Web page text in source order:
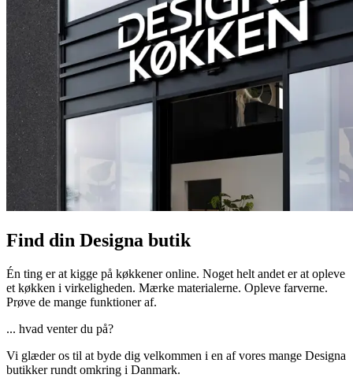
Find din Designa butik
Én ting er at kigge på køkkener online. Noget helt andet er at opleve
et køkken i virkeligheden. Mærke materialerne. Opleve farverne.
Prøve de mange funktioner af.
... hvad venter du på?
Vi glæder os til at byde dig velkommen i en af vores mange Designa
butikker rundt omkring i Danmark.